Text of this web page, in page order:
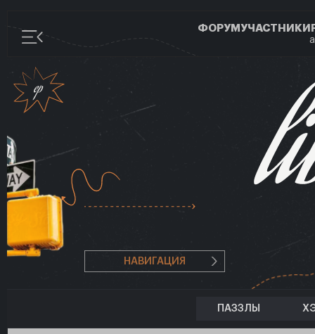
ФОРУМУЧАСТНИКИ
НАВИГАЦИЯ
ПАЗЗЛЫ